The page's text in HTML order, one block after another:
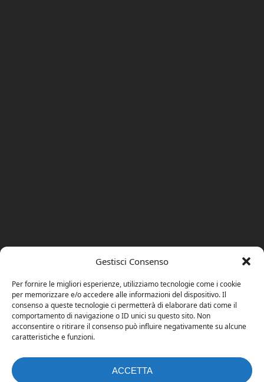
Gestisci Consenso
Per fornire le migliori esperienze, utilizziamo tecnologie come i cookie
per memorizzare e/o accedere alle informazioni del dispositivo. Il
consenso a queste tecnologie ci permetterà di elaborare dati come il
comportamento di navigazione o ID unici su questo sito. Non
acconsentire o ritirare il consenso può influire negativamente su alcune
caratteristiche e funzioni.
ACCETTA